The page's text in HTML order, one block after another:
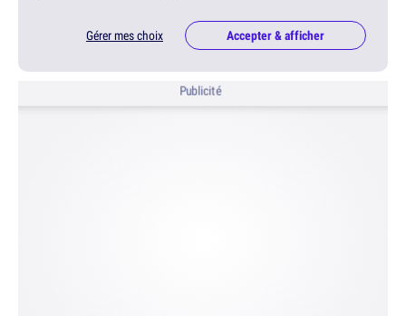
Gérer mes choix Accepter & afficher
Publicité